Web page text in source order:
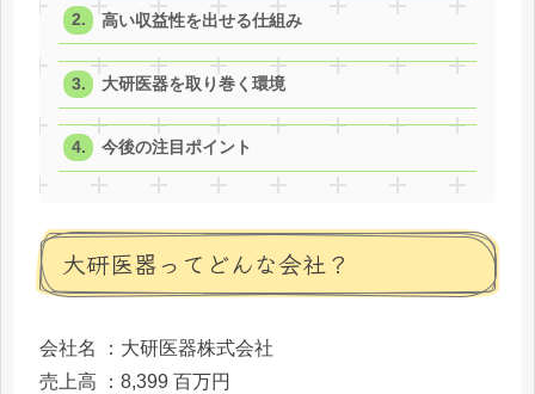
高い収益性を出せる仕組み
大研医器を取り巻く環境
今後の注目ポイント
大研医器ってどんな会社？
会社名 ：大研医器株式会社
売上高 ：8,399 百万円